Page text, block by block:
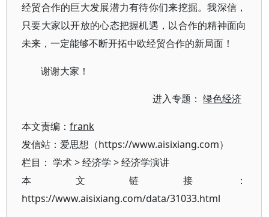
经贸合作的巨大发展潜力有待你们来挖掘。我深信，
只要大家以开放的心态把握机遇，以合作的精神面向
未来，一定能够不断开拓中欧经贸合作的新局面！
谢谢大家！
进入专题：绿色经济
本文责编： frank
发信站：爱思想（https://www.aisixiang.com）
栏目： 学术>经济学 >经济学演讲
本文链接：
https://www.aisixiang.com/data/31033.html